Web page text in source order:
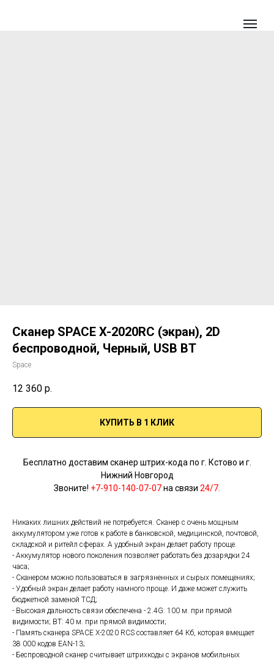
Сканер SPACE X-2020RC (экран), 2D
беспроводной, Черный, USB BT
Space
12 360 р.
КУПИТЬ В 1 КЛИК
Бесплатно доставим сканер штрих-кода по г. Кстово и г.
Нижний Новгород
Звоните! +7-910-140-07-07на связи 24/7.
Никаких лишних действий не потребуется. Сканер с очень мощным
аккумулятором уже готов к работе в банковской, медицинской, почтовой,
складской и ритейл сферах. А удобный экран делает работу проще.
- Аккумулятор нового поколения позволяет работать без дозарядки 24
часа;
- Сканером можно пользоваться в загрязненных и сырых помещениях;
- Удобный экран делает работу намного проще. И даже может служить
бюджетной заменой ТСД;
- Высокая дальность связи обеспечена - 2.4G: 100 м. при прямой
видимости; BT: 40 м. при прямой видимости;
- Память сканера SPACE X-2020 RCS составляет 64 Кб, которая вмещает
38 000 кодов EAN-13;
- Беспроводной сканер считывает штрихкоды с экранов мобильных